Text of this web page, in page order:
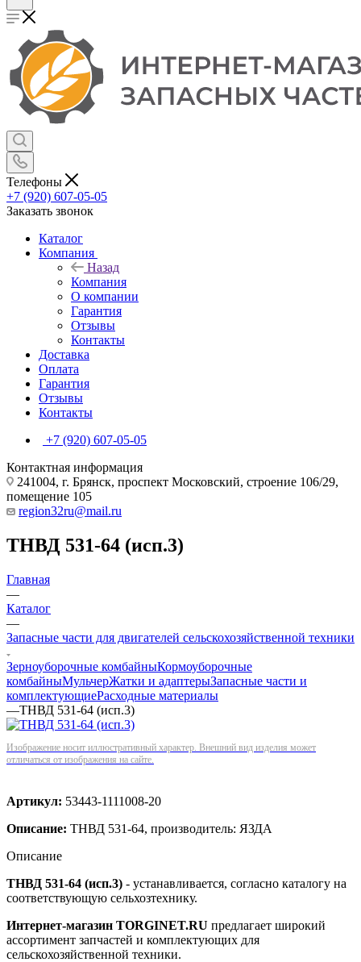
Телефоны
+7 (920) 607-05-05
Заказать звонок
Каталог
Компания
Назад
Компания
О компании
Гарантия
Отзывы
Контакты
Доставка
Оплата
Гарантия
Отзывы
Контакты
+7 (920) 607-05-05
Контактная информация
241004, г. Брянск, проспект Московский, строение 106/29,
помещение 105
region32ru@mail.ru
ТНВД 531-64 (исп.3)
Главная
—
Каталог
—
Запасные части для двигателей сельскохозяйственной техники
Зерноуборочные комбайныКормоуборочные
комбайныМульчерЖатки и адаптерыЗапасные части и
комплектующиеРасходные материалы
—ТНВД 531-64 (исп.3)
Изображение носит иллюстративный характер. Внешний вид изделия может
отличаться от изображения на сайте.
Артикул: 53443-1111008-20
Описание: ТНВД 531-64, производитель: ЯЗДА
Описание
ТНВД 531-64 (исп.3) - устанавливается, согласно каталогу на
соответствующую сельхозтехнику.
Интернет-магазин TORGINET.RU предлагает широкий
ассортимент запчастей и комплектующих для
сельскохозяйственной техники.